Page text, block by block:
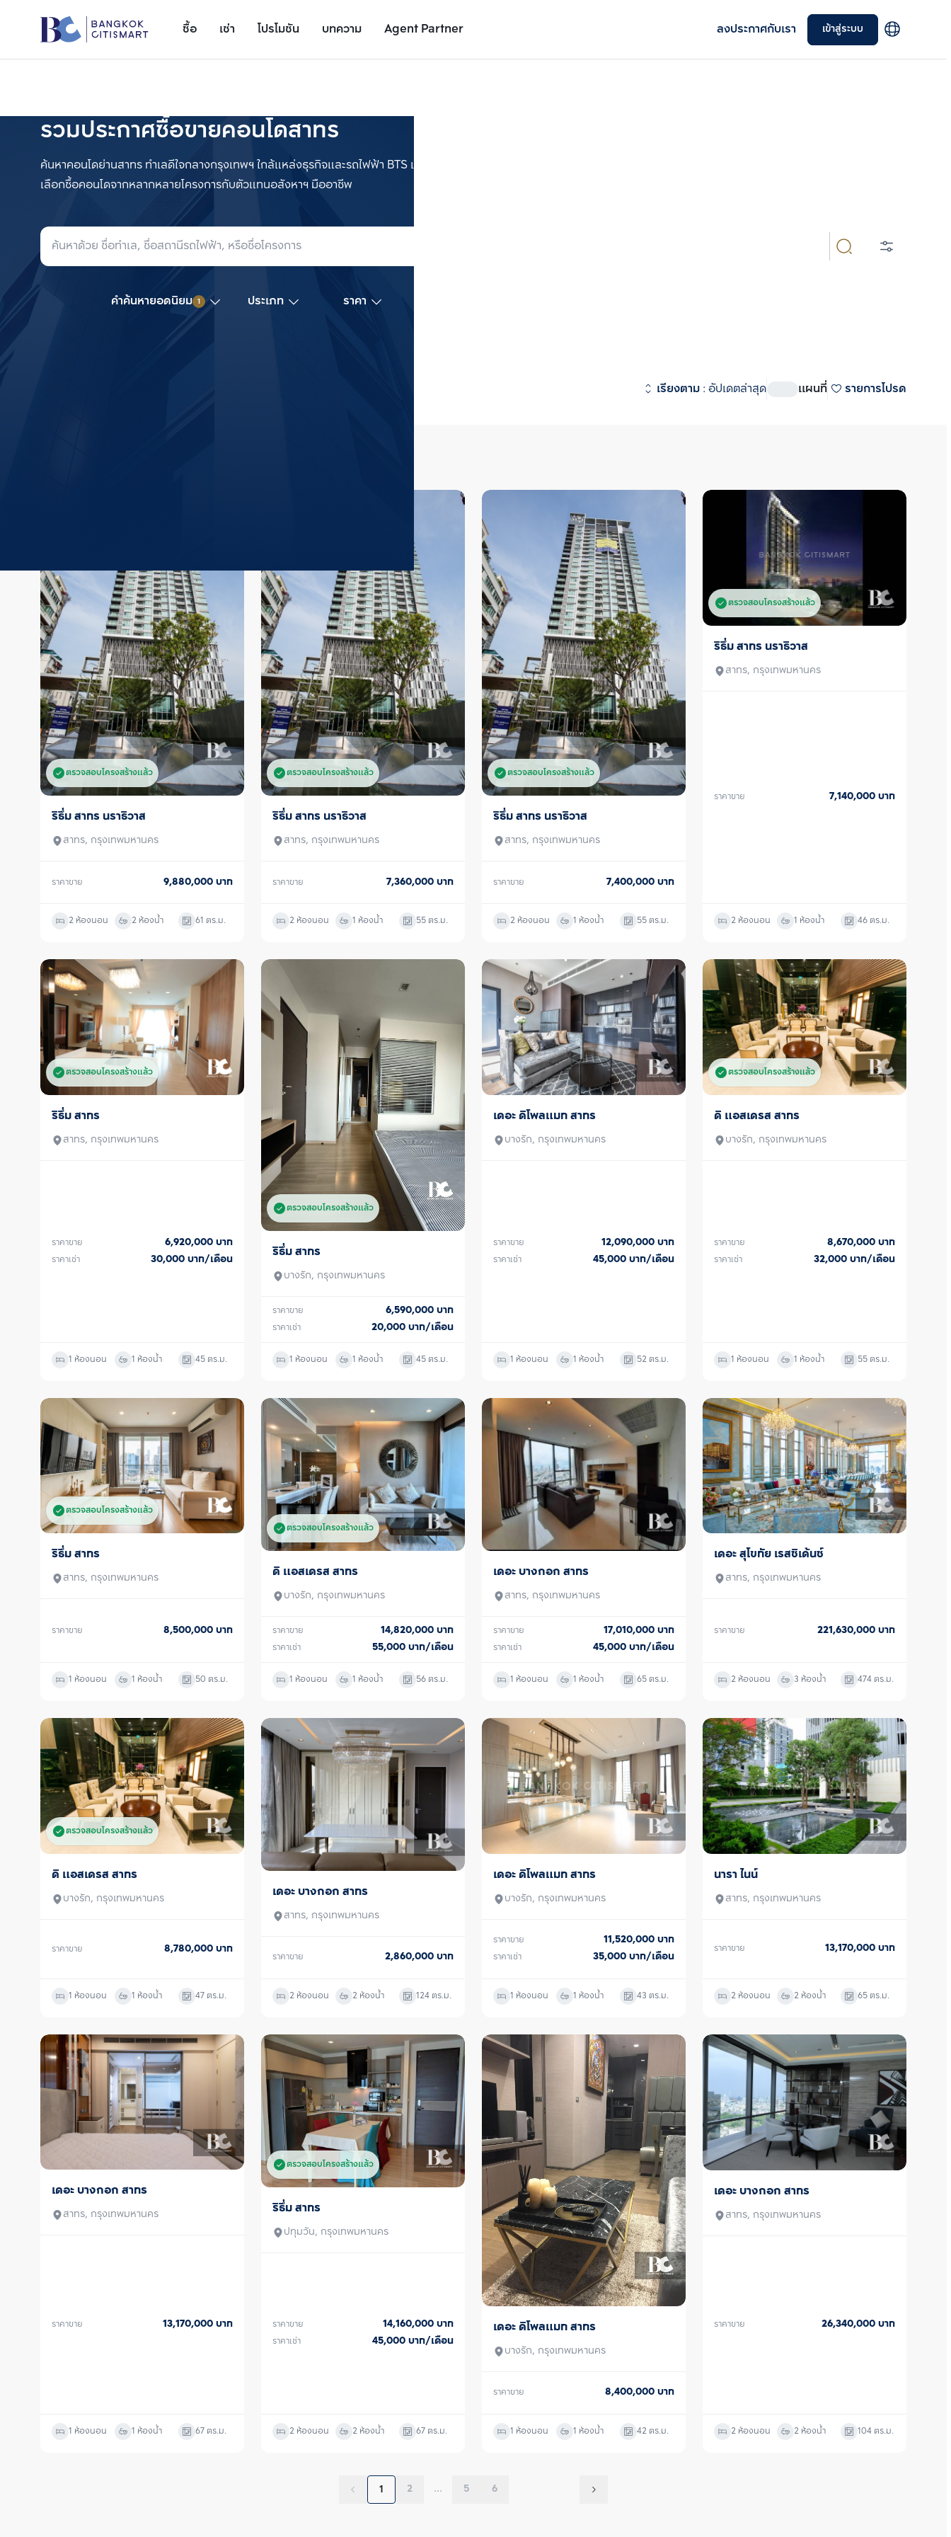
ซื้อ เช่า โปรโมชัน บทความ Agent Partner ลงประกาศกับเรา เข้าสู่ระบบ
รวมประกาศซื้อขายคอนโดสาทร
ค้นหาคอนโดย่านสาทร ทำเลดีใจกลางกรุงเทพฯ ใกล้แหล่งธุรกิจและรถไฟฟ้า BTS เดินทางสะดวก มีทั้งคอนโดใหม่ คอนโดพร้อมอยู่ มือหนึ่งและมือสอง รายละเอียดครบถ้วน ราคาดี ให้คุณได้
สถานีรถไฟฟ้า BTS สายสีเขียวอ่อน
แอสปาย อ่อนนุช สเตชั่น
RHYTHM Ekkamai Estate (ริธึ่ม เอกมัย เอสเตท)
คอนโดใหม่บนทำเลศักยภาพ  ใกล้ทองหล่อซอย 10
เพียง 180 ม. และ ใกล้รถไฟฟ้า BTS เอกมัย รายล้อม
ไปด้วย ห้างสรรพสินค้าขนาดใหญ่ เช่น  Donki
ทองหล่อ , Gateway Ekamai, Major เอกมัย,
Emporium, Emquartier, Terminal 21  ซื้อ ขาย
หรือ เช่า  ติดต่อหาเรา Bangkok CitiSmart ได้ทันที
เพื่อให้ผู้เชี่ยวชาญของเราได้แนะนำคอนโดให้กับท่าน
วิช ซิกเนเจอร์ 2 มิดทาวน์ สยาม
Wish Signature II Midtown Siam  (วิช ซิก
เนเจอร์ 2 มิดทาวน์ สยาม) คอนโดยู่ด้านหลัง Siam
Paragon และติดซอยที่สามารถเดินไปได้  ใกล้ BTS
ราชเทวี ประมาณ 400 ม. ห่างจาก Airport Rail Link
พญาไท ประมาณ 850 ม. ห่างจากท่าเรือประตูน้ำ
ประมาณ 750 ม. และแนวรถไฟฟ้าสายสีส้มตัดผ่าน
หน้าโครงการในอนาคต  พิเศษด้วยพื้นที่ส่วนกลาง 4
ชั้นบนสุดของตัวอาคาร ได้แก่ Pool Pods สระว่ายน้ำ
ลอยฟ้ารูปตัวยูขนาดใหญ่ มองทัศนียภาพได้แบบ
360 องศา, Body and Mind Pods ฟิตเนส ห้อง
โยคะ และ Boxing Stage, Chill and Work Pods
พื้นที่สำหรับการทำงานหรือการผ่อนคลาย ซื้อ ขาย
หรือ เช่า คอนโด ติดต่อหาเรา Bangkok CitiSmart
ได้ทันที เพื่อให้ผู้เชี่ยวชาญของเราได้แนะนำคอนโดให้
กับท่าน
คำค้นหายอดนิยม 1 ประเภท ราคา
เรียงตาม:อัปเดตล่าสุด แผนที่ รายการโปรด
ตรวจสอบโครงสร้างแล้ว
ขายพร้อมผู้เช่า
ริธึ่ม สาทร นราธิวาส
สาทร, กรุงเทพมหานคร
ราคาขาย 9,880,000บาท
2 ห้องนอน 2 ห้องน้ำ 61 ตร.ม.
ตรวจสอบโครงสร้างแล้ว
ขาย
ริธึ่ม สาทร นราธิวาส
สาทร, กรุงเทพมหานคร
ราคาขาย 7,360,000บาท
2 ห้องนอน 1 ห้องน้ำ 55 ตร.ม.
ตรวจสอบโครงสร้างแล้ว
ขายพร้อมผู้เช่า
ริธึ่ม สาทร นราธิวาส
สาทร, กรุงเทพมหานคร
ราคาขาย 7,400,000บาท
2 ห้องนอน 1 ห้องน้ำ 55 ตร.ม.
ตรวจสอบโครงสร้างแล้ว
ขายพร้อมผู้เช่า
ริธึ่ม สาทร นราธิวาส
สาทร, กรุงเทพมหานคร
ราคาขาย 7,140,000บาท
2 ห้องนอน 1 ห้องน้ำ 46 ตร.ม.
ตรวจสอบโครงสร้างแล้ว
ขาย/เช่า
ริธึ่ม สาทร
สาทร, กรุงเทพมหานคร
ราคาขาย 6,920,000บาท
ราคาเช่า 30,000บาท/เดือน
1 ห้องนอน 1 ห้องน้ำ 45 ตร.ม.
ตรวจสอบโครงสร้างแล้ว
ขาย/เช่า
ริธึ่ม สาทร
บางรัก, กรุงเทพมหานคร
ราคาขาย 6,590,000บาท
ราคาเช่า 20,000บาท/เดือน
1 ห้องนอน 1 ห้องน้ำ 45 ตร.ม.
ขาย/เช่า
เดอะ ดิโพลแมท สาทร
บางรัก, กรุงเทพมหานคร
ราคาขาย 12,090,000บาท
ราคาเช่า 45,000บาท/เดือน
1 ห้องนอน 1 ห้องน้ำ 52 ตร.ม.
ตรวจสอบโครงสร้างแล้ว
ขาย/เช่า
ดิ แอสเดรส สาทร
บางรัก, กรุงเทพมหานคร
ราคาขาย 8,670,000บาท
ราคาเช่า 32,000บาท/เดือน
1 ห้องนอน 1 ห้องน้ำ 55 ตร.ม.
ตรวจสอบโครงสร้างแล้ว
ขาย
ริธึ่ม สาทร
สาทร, กรุงเทพมหานคร
ราคาขาย 8,500,000บาท
1 ห้องนอน 1 ห้องน้ำ 50 ตร.ม.
ตรวจสอบโครงสร้างแล้ว
ขาย/เช่า
ดิ แอสเดรส สาทร
บางรัก, กรุงเทพมหานคร
ราคาขาย 14,820,000บาท
ราคาเช่า 55,000บาท/เดือน
1 ห้องนอน 1 ห้องน้ำ 56 ตร.ม.
ขาย/เช่า
เดอะ บางกอก สาทร
สาทร, กรุงเทพมหานคร
ราคาขาย 17,010,000บาท
ราคาเช่า 45,000บาท/เดือน
1 ห้องนอน 1 ห้องน้ำ 65 ตร.ม.
ขาย
เดอะ สุโขทัย เรสซิเด้นซ์
สาทร, กรุงเทพมหานคร
ราคาขาย 221,630,000บาท
2 ห้องนอน 3 ห้องน้ำ 474 ตร.ม.
ตรวจสอบโครงสร้างแล้ว
ขายพร้อมผู้เช่า
ดิ แอสเดรส สาทร
บางรัก, กรุงเทพมหานคร
ราคาขาย 8,780,000บาท
1 ห้องนอน 1 ห้องน้ำ 47 ตร.ม.
ขายพร้อมผู้เช่า
เดอะ บางกอก สาทร
สาทร, กรุงเทพมหานคร
ราคาขาย 2,860,000บาท
2 ห้องนอน 2 ห้องน้ำ 124 ตร.ม.
ขาย/เช่า
เดอะ ดิโพลแมท สาทร
บางรัก, กรุงเทพมหานคร
ราคาขาย 11,520,000บาท
ราคาเช่า 35,000บาท/เดือน
1 ห้องนอน 1 ห้องน้ำ 43 ตร.ม.
ขาย
นารา ไนน์
สาทร, กรุงเทพมหานคร
ราคาขาย 13,170,000บาท
2 ห้องนอน 2 ห้องน้ำ 65 ตร.ม.
ขายพร้อมผู้เช่า
เดอะ บางกอก สาทร
สาทร, กรุงเทพมหานคร
ราคาขาย 13,170,000บาท
1 ห้องนอน 1 ห้องน้ำ 67 ตร.ม.
ตรวจสอบโครงสร้างแล้ว
ขาย/เช่า
ริธึ่ม สาทร
ปทุมวัน, กรุงเทพมหานคร
ราคาขาย 14,160,000บาท
ราคาเช่า 45,000บาท/เดือน
2 ห้องนอน 2 ห้องน้ำ 67 ตร.ม.
ขาย
เดอะ ดิโพลแมท สาทร
บางรัก, กรุงเทพมหานคร
ราคาขาย 8,400,000บาท
1 ห้องนอน 1 ห้องน้ำ 42 ตร.ม.
ขาย
เดอะ บางกอก สาทร
สาทร, กรุงเทพมหานคร
ราคาขาย 26,340,000บาท
2 ห้องนอน 2 ห้องน้ำ 104 ตร.ม.
1 2 ... 5 6
เพิ่มยูนิตเปรียบเทียบ